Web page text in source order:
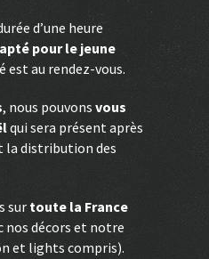
d’une heure
pour le jeune
est au rendez-vous.
, nous pouvons vous
qui sera présent après
la distribution des
sur toute la France
nos décors et notre
et lights compris).